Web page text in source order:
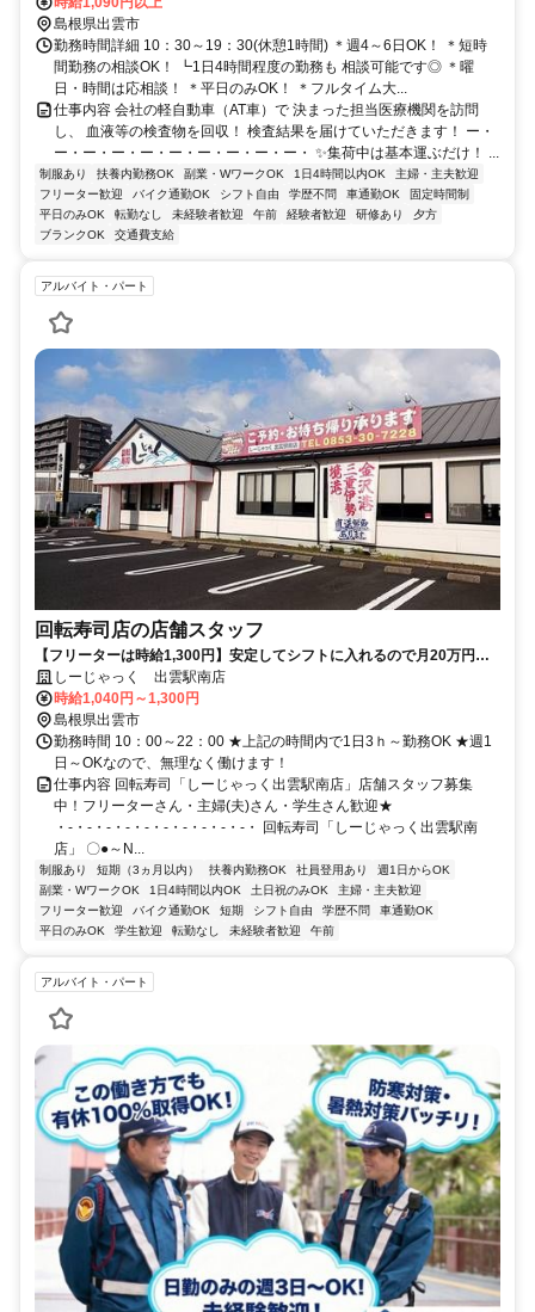
島根県出雲市
勤務時間詳細 10：30～19：30(休憩1時間) ＊週4～6日OK！ ＊短時
間勤務の相談OK！ ┗1日4時間程度の勤務も 相談可能です◎ ＊曜
日・時間は応相談！ ＊平日のみOK！ ＊フルタイム大...
仕事内容 会社の軽自動車（AT車）で 決まった担当医療機関を訪問
し、 血液等の検査物を回収！ 検査結果を届けていただきます！ ー・
ー・ー・ー・ー・ー・ー・ー・ー・ー・ ✨集荷中は基本運ぶだけ！ ...
制服あり 扶養内勤務OK 副業・WワークOK 1日4時間以内OK
主婦・主夫歓迎
フリーター歓迎
バイク通勤OK シフト自由 学歴不問 車通勤OK
固定時間制
平日のみOK
転勤なし 未経験者歓迎 午前 経験者歓迎 研修あり
夕方
ブランクOK
交通費支給
アルバイト・パート
回転寿司店の店舗スタッフ
【フリーターは時給1,300円】安定してシフトに入れるので月20万円以
上も可能です。学生・主婦（夫）の方のアルバイトも同時募集中！短期
もOKです！！安定して働きたい方も学業や家庭との両立したい方も働き
やすい環境です◎
しーじゃっく 出雲駅南店
時給1,040円～1,300円
島根県出雲市
勤務時間 10：00～22：00 ★上記の時間内で1日3ｈ～勤務OK ★週1
日～OKなので、無理なく働けます！
仕事内容 回転寿司「しーじゃっく出雲駅南店」店舗スタッフ募集
中！フリーターさん・主婦(夫)さん・学生さん歓迎★
・-・-・-・-・-・-・-・-・-・-・ 回転寿司「しーじゃっく出雲駅南
店」 〇●～N...
制服あり 短期（3ヵ月以内） 扶養内勤務OK 社員登用あり
週1日からOK
副業・WワークOK
1日4時間以内OK 土日祝のみOK
主婦・主夫歓迎
フリーター歓迎
バイク通勤OK 短期 シフト自由 学歴不問
車通勤OK
平日のみOK
学生歓迎 転勤なし 未経験者歓迎 午前
アルバイト・パート